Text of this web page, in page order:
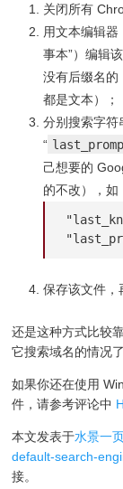
关闭所有
用文本编辑器
事本”）编辑
没有后缀名的
都是文本）；
分别搜索字符
“
己想要的
的不改），如
保存该文件，
还是这种方式比较
它搜索域名的情况了
如果你还在使用
件，请参考评论中
本文发表于水景一
default-search-
接。